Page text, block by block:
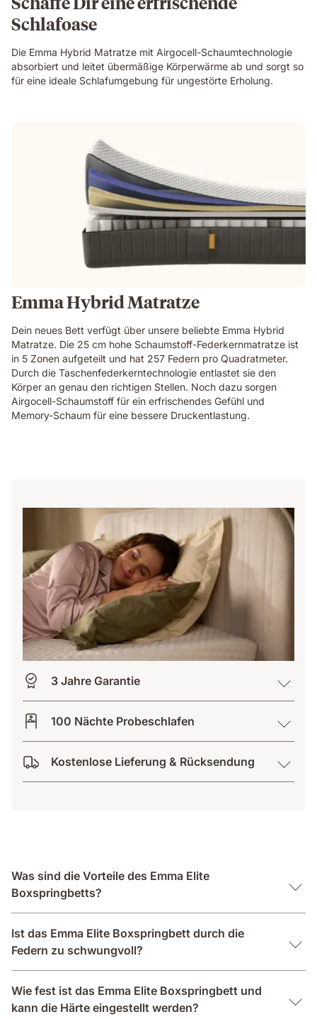
Schlafoase
Die Emma Hybrid Matratze mit Airgocell-Schaumtechnologie
absorbiert und leitet übermäßige Körperwärme ab und sorgt so
für eine ideale Schlafumgebung für ungestörte Erholung.
Emma Hybrid Matratze
Dein neues Bett verfügt über unsere beliebte Emma Hybrid
Matratze. Die 25 cm hohe Schaumstoff-Federkernmatratze ist
in 5 Zonen aufgeteilt und hat 257 Federn pro Quadratmeter.
Durch die Taschenfederkerntechnologie entlastet sie den
Körper an genau den richtigen Stellen. Noch dazu sorgen
Airgocell-Schaumstoff für ein erfrischendes Gefühl und
Memory-Schaum für eine bessere Druckentlastung.
3 Jahre Garantie
100 Nächte Probeschlafen
Kostenlose Lieferung & Rücksendung
Was sind die Vorteile des Emma Elite
Boxspringbetts?
Ist das Emma Elite Boxspringbett durch die
Federn zu schwungvoll?
Wie fest ist das Emma Elite Boxspringbett und
kann die Härte eingestellt werden?